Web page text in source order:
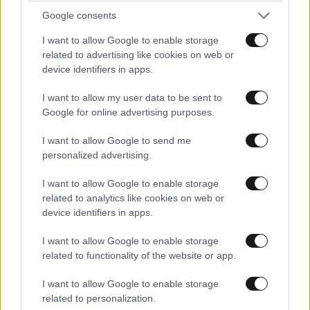
Google consents
I want to allow Google to enable storage
related to advertising like cookies on web or
device identifiers in apps.
I want to allow my user data to be sent to
Google for online advertising purposes.
I want to allow Google to send me
personalized advertising.
I want to allow Google to enable storage
related to analytics like cookies on web or
device identifiers in apps.
I want to allow Google to enable storage
related to functionality of the website or app.
I want to allow Google to enable storage
related to personalization.
Τέσσερααα, Μεγάλες στιγμές!
αεξάρα μου κουλίτσα. δεν θα το ξαναδεις αυτο
Απαντήστε
Φίλε συμφωνώ. Δεν θα
το ξαναδούν.
Αυτό που έγινε ήταν στημένο. Ο Σέζαρ
ήταν ο βασικός υπαίτιος γιατί είχε
προβληματικό χαρακτήρα. Στο
συγκεκριμένο ματς δεν έπαιζε επίτηδες! Με